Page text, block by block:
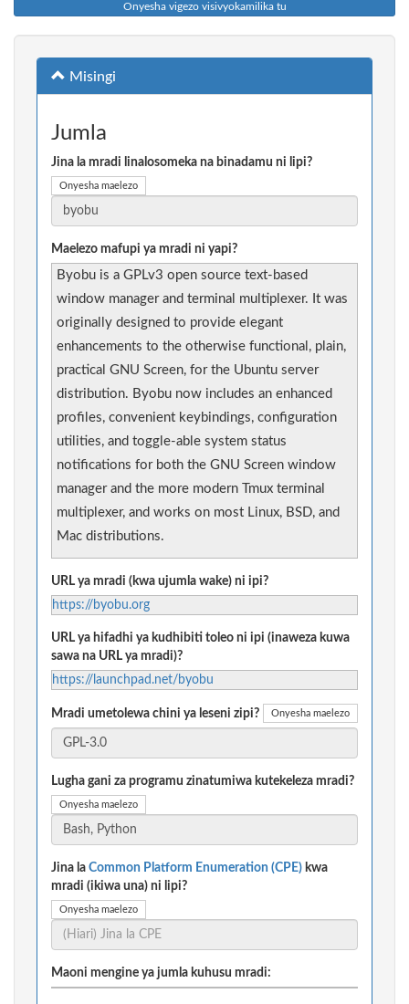
Onyesha vigezo visivyokamilika tu
Misingi
Jumla
Jina la mradi linalosomeka na binadamu ni lipi?
Onyesha maelezo
Maelezo mafupi ya mradi ni yapi?
Byobu is a GPLv3 open source text-based
window manager and terminal multiplexer. It was
originally designed to provide elegant
enhancements to the otherwise functional, plain,
practical GNU Screen, for the Ubuntu server
distribution. Byobu now includes an enhanced
profiles, convenient keybindings, configuration
utilities, and toggle-able system status
notifications for both the GNU Screen window
manager and the more modern Tmux terminal
multiplexer, and works on most Linux, BSD, and
Mac distributions.
URL ya mradi (kwa ujumla wake) ni ipi?
https://byobu.org
URL ya hifadhi ya kudhibiti toleo ni ipi (inaweza kuwa
sawa na URL ya mradi)?
https://launchpad.net/byobu
Mradi umetolewa chini ya leseni zipi? Onyesha maelezo
Lugha gani za programu zinatumiwa kutekeleza mradi?
Onyesha maelezo
Jina la Common Platform Enumeration (CPE) kwa
mradi (ikiwa una) ni lipi?
Onyesha maelezo
Maoni mengine ya jumla kuhusu mradi: